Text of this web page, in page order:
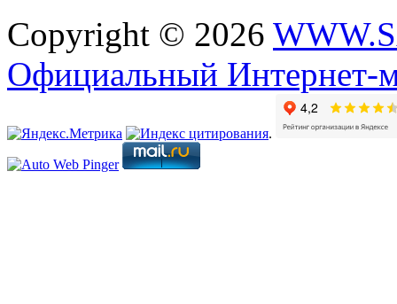
Copyright © 2026
Официальный Интернет-
.